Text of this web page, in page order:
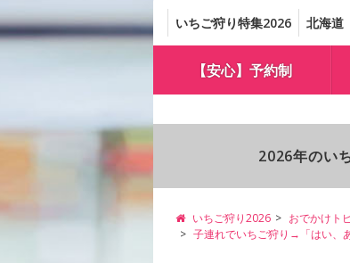
いちご狩り特集2026 北海道
【安心】予約制
2026年のい
いちご狩り2026
おでかけト
子連れでいちご狩り→「はい、